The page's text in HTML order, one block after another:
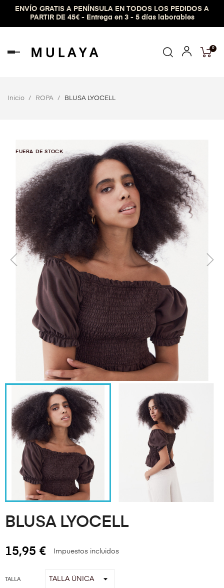
ENVÍO GRATIS A PENÍNSULA EN TODOS LOS PEDIDOS A
PARTIR DE 45€ - Entrega en 3 - 5 días laborables
Navegación
0
Inicio ROPA BLUSA LYOCELL
FUERA DE STOCK
BLUSA LYOCELL
15,95 € Impuestos incluidos
TALLA